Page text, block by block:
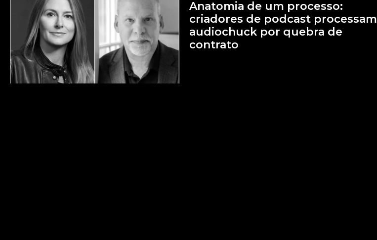
Anatomia de um processo:
criadores de podcast processam
audiochuck por quebra de
contrato